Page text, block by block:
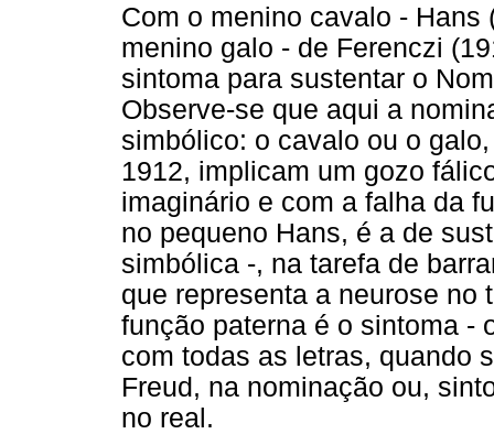
Com o menino cavalo - Hans
menino galo - de Ferenczi
sintoma para sustentar o
Observe-se que aqui a
simbólico: o cavalo ou o
1912, implicam um gozo
imaginário e com a falha da
no pequeno Hans, é a de
simbólica -, na tarefa de
que representa a neurose no
função paterna é o sintoma
com todas as letras, quando
Freud, na nominação ou,
no real.